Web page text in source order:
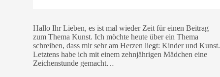
Hallo Ihr Lieben, es ist mal wieder Zeit für einen Beitrag
zum Thema Kunst. Ich möchte heute über ein Thema
schreiben, dass mir sehr am Herzen liegt: Kinder und Kunst.
Letztens habe ich mit einem zehnjährigen Mädchen eine
Zeichenstunde gemacht…